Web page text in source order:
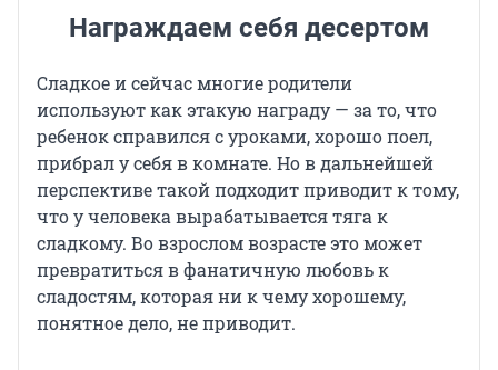
Награждаем себя десертом
Сладкое и сейчас многие родители
используют как этакую награду — за то, что
ребенок справился с уроками, хорошо поел,
прибрал у себя в комнате. Но в дальнейшей
перспективе такой подходит приводит к тому,
что у человека вырабатывается тяга к
сладкому. Во взрослом возрасте это может
превратиться в фанатичную любовь к
сладостям, которая ни к чему хорошему,
понятное дело, не приводит.